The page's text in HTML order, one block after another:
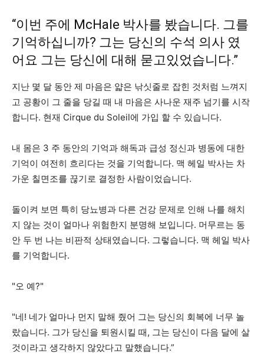
“이번 주에 McHale 박사를 봤습니다. 그를
기억하십니까? 그는 당신의 수석 의사 였
어요 그는 당신에 대해 묻고있었습니다.”
지난 몇 달 동안 제 마음은 얇은 낚싯줄로 잡힌 것처럼 느껴지
고 공황이 그 줄을 당길 때 내 마음은 사나운 재주 넘기를 시작
합니다. 현재 Cirque du Soleil에 가입 할 수 있습니다.
내 몸은 3 주 동안의 기억과 해독과 급성 정신과 병동에 대한
기억이 여전히 흐리다는 것을 기억합니다. 맥 헤일 박사는 차
가운 칠면조를 끊기로 결정한 사람이었습니다.
돌이켜 보면 특히 당뇨병과 다른 건강 문제로 인해 나를 해치
지 않는 것이 얼마나 위험한지 분명해 보입니다. 머무르는 동
안 두 번 나는 비판적 상태였습니다. 그렇습니다. 맥 헤일 박사
를 기억합니다.
"오 예?"
"네! 네가 얼마나 먼지 말해 줬어 그는 당신의 회복에 너무 놀
랐습니다. 그가 당신을 퇴원시킬 때, 그는 당신이 다음 달에 살
것이라고 생각하지 않았다고 말했습니다.”